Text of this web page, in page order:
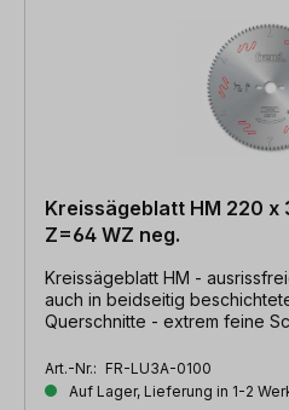
Kreissägeblatt HM 220 x
Z=64 WZ neg.
Kreissägeblatt HM -
auch in beidseitig
Querschnitte - extrem feine
Art.-Nr.: FR-LU3A-0100
Auf Lager, Lieferung in 1-2